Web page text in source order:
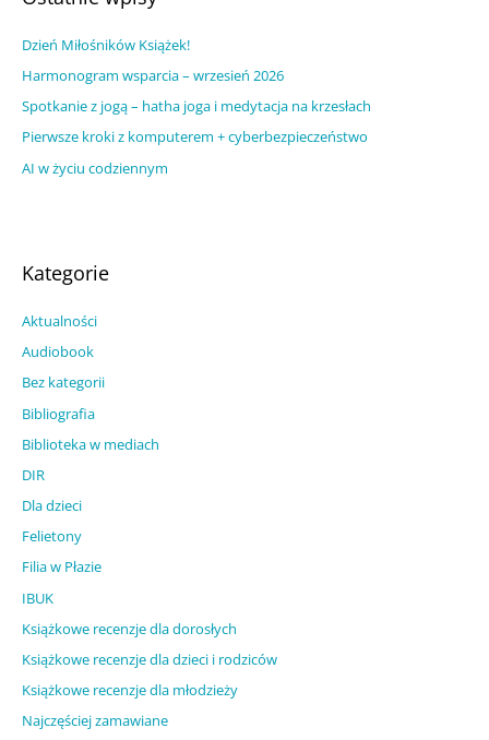
d
l
a
:
Dzień Miłośników Książek!
Harmonogram wsparcia – wrzesień 2026
Spotkanie z jogą – hatha joga i medytacja na krzesłach
Pierwsze kroki z komputerem + cyberbezpieczeństwo
AI w życiu codziennym
Kategorie
Aktualności
Audiobook
Bez kategorii
Bibliografia
Biblioteka w mediach
DIR
Dla dzieci
Felietony
Filia w Płazie
IBUK
Książkowe recenzje dla dorosłych
Książkowe recenzje dla dzieci i rodziców
Książkowe recenzje dla młodzieży
Najczęściej zamawiane
u
p
i
s
ó